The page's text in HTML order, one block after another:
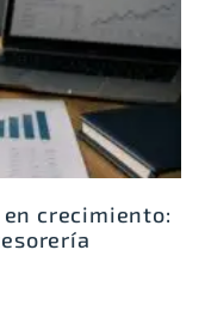
crecimiento: